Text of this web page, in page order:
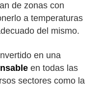
de zonas con
a temperaturas
del mismo.
en una
en todas las
sectores como la